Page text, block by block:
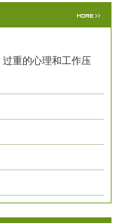
重的心理和工作压